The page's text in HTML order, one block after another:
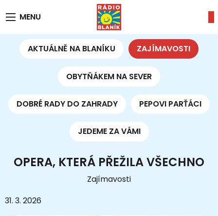
MENU
AKTUÁLNĚ NA BLANÍKU ZAJÍMAVOSTI
OBYTŇÁKEM NA SEVER
DOBRÉ RADY DO ZAHRADY PEPOVI PARŤÁCI
JEDEME ZA VÁMI
OPERA, KTERÁ PŘEŽILA VŠECHNO
Zajímavosti
31. 3. 2026